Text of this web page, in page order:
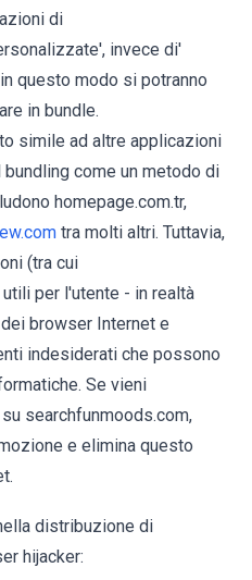
di
invece di'
questo modo si potranno
in bundle.
simile ad altre applicazioni
come un metodo di
homepage.com.tr,
tra molti altri. Tuttavia,
(tra cui
per l'utente - in realtà
browser Internet e
indesiderati che possono
Se vieni
searchfunmoods.com,
e elimina questo
distribuzione di
hijacker: